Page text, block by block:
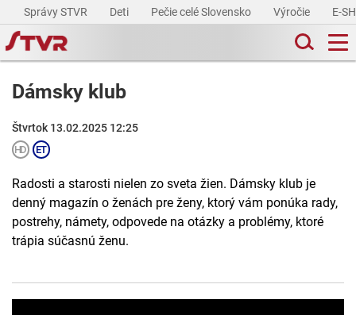
Správy STVR Deti Pečie celé Slovensko Výročie E-
Dámsky klub
Štvrtok 13.02.2025 12:25
Radosti a starosti nielen zo sveta žien. Dámsky klub je
denný magazín o ženách pre ženy, ktorý vám ponúka rady,
postrehy, námety, odpovede na otázky a problémy, ktoré
trápia súčasnú ženu.